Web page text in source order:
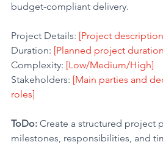
budget-compliant delivery.
Project Details: [Project
Duration: [Planned project
Complexity: [Low/Medium/High]
Stakeholders: [Main parties and
roles]
ToDo: Create a structured project
milestones, responsibilities, and